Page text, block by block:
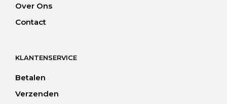
Over Ons
Contact
KLANTENSERVICE
Betalen
Verzenden